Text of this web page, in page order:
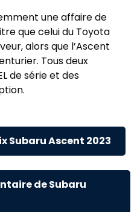
une affaire de
que celui du Toyota
alors que l’Ascent
Tous deux
de série et des
Subaru Ascent 2023
de Subaru